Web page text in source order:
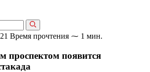
Время прочтения ⁓ 1 мин.
проспектом появится